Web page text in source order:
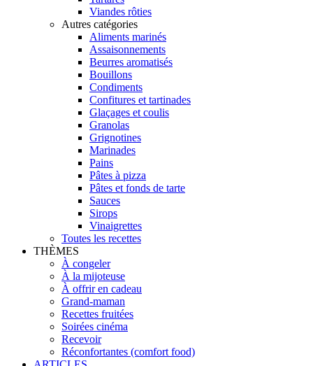
Viandes rôties
Autres catégories
Aliments marinés
Assaisonnements
Beurres aromatisés
Bouillons
Condiments
Confitures et tartinades
Glaçages et coulis
Granolas
Grignotines
Marinades
Pains
Pâtes à pizza
Pâtes et fonds de tarte
Sauces
Sirops
Vinaigrettes
Toutes les recettes
THÈMES
À congeler
À la mijoteuse
À offrir en cadeau
Grand-maman
Recettes fruitées
Soirées cinéma
Recevoir
Réconfortantes (comfort food)